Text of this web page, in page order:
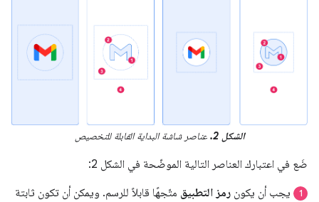
الشكل 2. عناصر شاشة البداية القابلة للتخصيص
ضَع في اعتبارك العناصر التالية الموضّحة في الشكل 2:
1 يجب أن يكون رمز التطبيق متّجهًا قابلاً للرسم. ويمكن أن تكون ثابتة